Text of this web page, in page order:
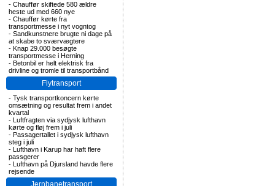
- Chauffør skiftede 580 ældre
heste ud med 660 nye
- Chauffør kørte fra
transportmesse i nyt vogntog
- Sandkunstnere brugte ni dage på
at skabe to sværvægtere
- Knap 29.000 besøgte
transportmesse i Herning
- Betonbil er helt elektrisk fra
drivline og tromle til transportbånd
Flytransport
- Tysk transportkoncern kørte
omsætning og resultat frem i andet
kvartal
- Luftfragten via sydjysk lufthavn
kørte og fløj frem i juli
- Passagertallet i sydjysk lufthavn
steg i juli
- Lufthavn i Karup har haft flere
passgerer
- Lufthavn på Djursland havde flere
rejsende
Jernbanetransport